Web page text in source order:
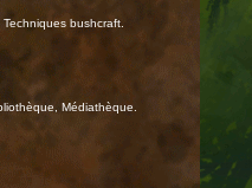
. Techniques bushcraft.
Médiathèque.